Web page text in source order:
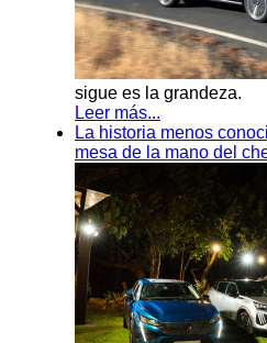
sigue es la grandeza.
Leer más...
La historia menos
mesa de la mano del